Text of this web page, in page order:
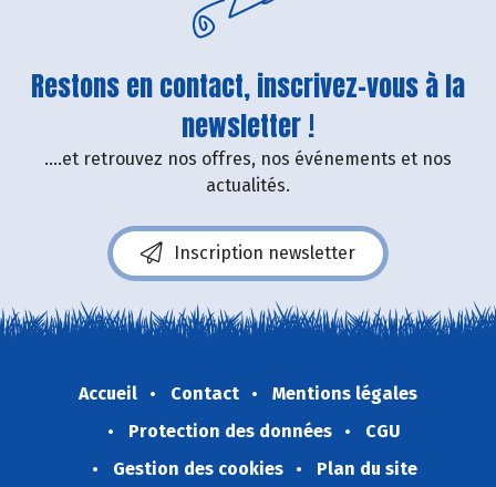
Restons en contact, inscrivez-vous à la
newsletter !
....et retrouvez nos offres, nos événements et nos
actualités.
Inscription newsletter
Accueil Contact
Mentions légales
Protection des données
CGU
Gestion des cookies
Plan du site